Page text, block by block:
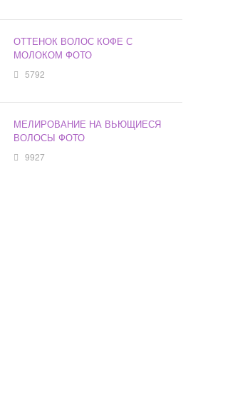
ОТТЕНОК ВОЛОС КОФЕ С
МОЛОКОМ ФОТО
5792
МЕЛИРОВАНИЕ НА ВЬЮЩИЕСЯ
ВОЛОСЫ ФОТО
9927